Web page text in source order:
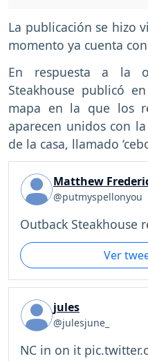
La publicación se hizo
momento ya cuenta
En respuesta a la
Steakhouse publicó
mapa en la que los
aparecen unidos con
de la casa, llamado
Matthew
@putmyspellonyou
Outback Steakhouse
Ver
jules
@julesjune_
NC in on it